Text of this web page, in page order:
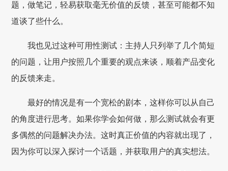
题，做笔记，轻易获取毫无价值的反馈，甚至可能都不知
道谈了些什么。
我也见过这种可用性测试：主持人只列举了几个简短
的问题，让用户按照几个重要的观点来谈，顺着产品变化
的反馈来走。
最好的情况是有一个宽松的剧本，这样你可以从自己
的角度进行思考。如果你学会如何做，那么测试就会有更
多偶然的问题解决办法。这时真正价值的内容就出现了，
因为你可以深入探讨一个话题，并获取用户的真实想法。